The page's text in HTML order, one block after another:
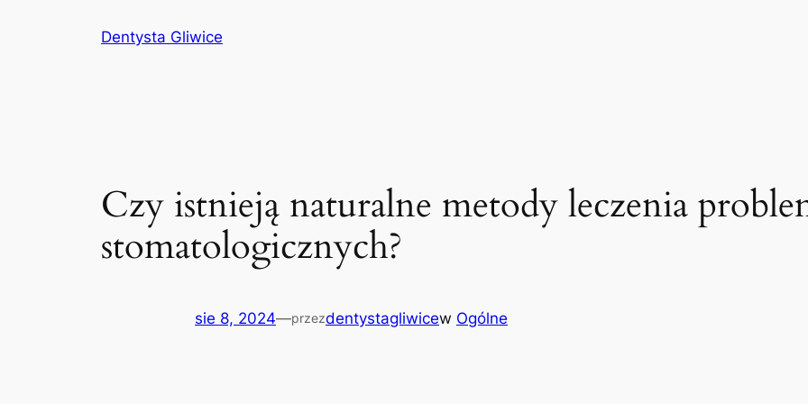
Dentysta Gliwice
Czy istnieją naturalne metody leczenia
stomatologicznych?
sie 8, 2024—przezdentystagliwicew Ogólne